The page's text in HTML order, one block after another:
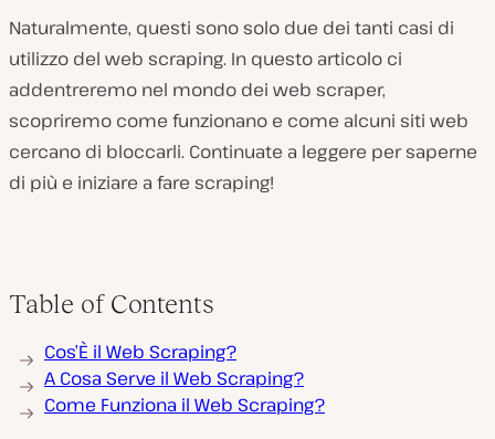
Naturalmente, questi sono solo due dei tanti casi di
utilizzo del web scraping. In questo articolo ci
addentreremo nel mondo dei web scraper,
scopriremo come funzionano e come alcuni siti web
cercano di bloccarli. Continuate a leggere per saperne
di più e iniziare a fare scraping!
Table of Contents
Cos’È il Web Scraping?
A Cosa Serve il Web Scraping?
Come Funziona il Web Scraping?